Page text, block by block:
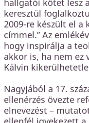
keresztül
2009-re készült el a
címmel.” Az
hogy inspirálja a
akkor is, ha nem
Kálvin
Nagyjából a 17.
ellenérzés övezte
elnevezést –